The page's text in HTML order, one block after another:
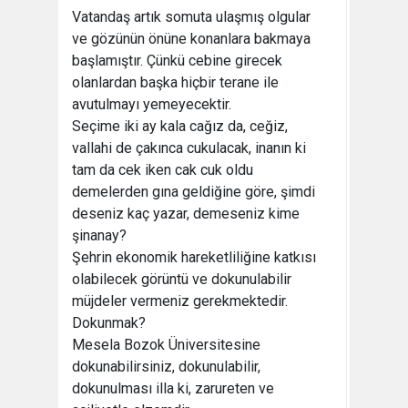
Vatandaş artık somuta ulaşmış olgular
ve gözünün önüne konanlara bakmaya
başlamıştır. Çünkü cebine girecek
olanlardan başka hiçbir terane ile
avutulmayı yemeyecektir.
Seçime iki ay kala cağız da, ceğiz,
vallahi de çakınca cukulacak, inanın ki
tam da cek iken cak cuk oldu
demelerden gına geldiğine göre, şimdi
deseniz kaç yazar, demeseniz kime
şinanay?
Şehrin ekonomik hareketliliğine katkısı
olabilecek görüntü ve dokunulabilir
müjdeler vermeniz gerekmektedir.
Dokunmak?
Mesela Bozok Üniversitesine
dokunabilirsiniz, dokunulabilir,
dokunulması illa ki, zarureten ve